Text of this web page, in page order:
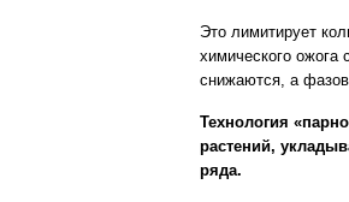
Это лимитирует
химического ожога
снижаются, а
Технология
растений,
ряда.